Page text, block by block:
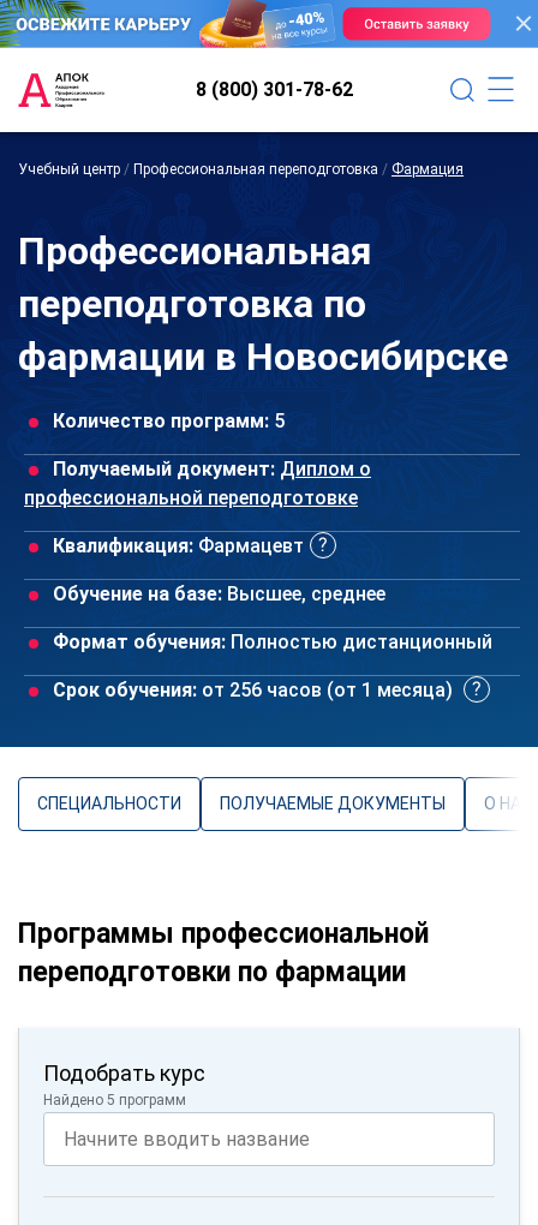
8 (800) 301-78-62
Учебный центр / Профессиональная переподготовка / Фармация
Профессиональная
переподготовка по
фармации в Новосибирске
Количество программ: 5
Получаемый документ: Диплом о
профессиональной переподготовке
Квалификация: Фармацевт
Обучение на базе: Высшее, среднее
Формат обучения: Полностью дистанционный
Срок обучения: от 256 часов (от 1 месяца)
СПЕЦИАЛЬНОСТИ ПОЛУЧАЕМЫЕ ДОКУМЕНТЫ О
Программы профессиональной
переподготовки по фармации
Подобрать курс
Найдено 5 программ